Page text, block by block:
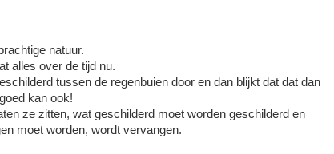
natuur.
alles over de tijd nu.
tussen de regenbuien door en dan blijkt dat dat dan
kan ook!
ze zitten, wat geschilderd moet worden geschilderd en
moet worden, wordt vervangen.